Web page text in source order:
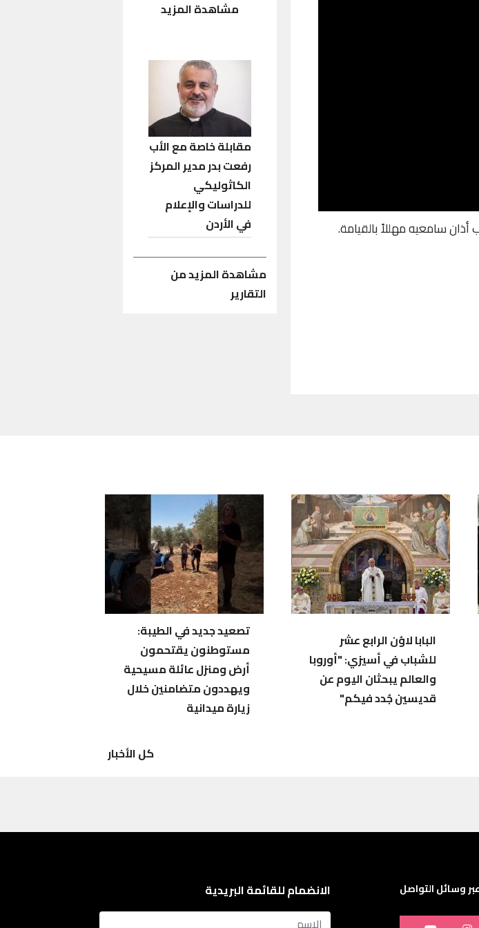
سامعيه مهللاً بالقيامة.
مشاهدة المزيد
مقابلة خاصة مع الأب
رفعت بدر مدير المركز
الكاثوليكي
للدراسات والإعلام
في الأردن
مشاهدة المزيد من
التقارير
البابا لاوُن الرابع عشر
للشباب في أسيزي: "أوروبا
والعالم يبحثان اليوم عن
قديسين جُدد فيكم"
تصعيد جديد في الطيبة:
مستوطنون يقتحمون
أرض ومنزل عائلة مسيحية
ويهددون متضامنين خلال
زيارة ميدانية
كل الأخبار
وسائل التواصل الانضمام للقائمة البريدية
name